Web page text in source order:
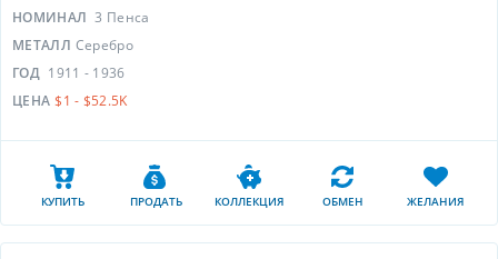
НОМИНАЛ 3 Пенса
МЕТАЛЛ Серебро
ГОД 1911 - 1936
ЦЕНА $1 - $52.5K
КУПИТЬ ПРОДАТЬ КОЛЛЕКЦИЯ ОБМЕН ЖЕЛАНИЯ